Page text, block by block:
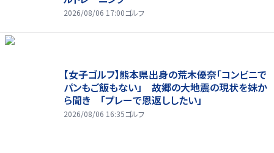
2026/08/06 17:00ゴルフ
【女子ゴルフ】熊本県出身の荒木優奈「コンビニで
パンもご飯もない」 故郷の大地震の現状を妹か
ら聞き 「プレーで恩返ししたい」
2026/08/06 16:35ゴルフ